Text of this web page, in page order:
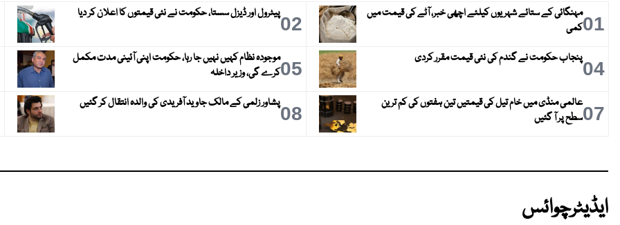
01مہنگائی کے ستائے شہریوں کیلئے اچھی خبر، آٹے کی قیمت میں
کمی
02پیٹرول اور ڈیزل سستا، حکومت نے نئی قیمتوں کا اعلان کر دیا
04پنجاب حکومت نے گندم کی نئی قیمت مقرر کردی 05موجودہ نظام کہیں نہیں جا رہا، حکومت اپنی آئینی مدت مکمل
کرے گی، وزیر داخلہ
07عالمی منڈی میں خام تیل کی قیمتیں تین ہفتوں کی کم ترین
سطح پر آ گئیں
08پشاور زلمی کے مالک جاوید آفریدی کی والدہ انتقال کر گئیں
ایڈیٹرچوائس